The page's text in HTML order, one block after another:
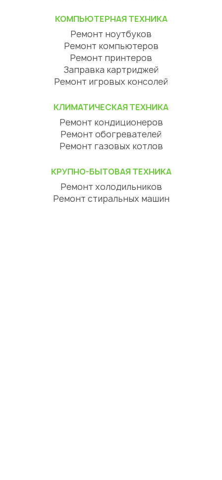
КОМПЬЮТЕРНАЯ ТЕХНИКА
Ремонт ноутбуков
Ремонт компьютеров
Ремонт принтеров
Заправка картриджей
Ремонт игровых консолей
КЛИМАТИЧЕСКАЯ ТЕХНИКА
Ремонт кондиционеров
Ремонт обогревателей
Ремонт газовых котлов
КРУПНО-БЫТОВАЯ ТЕХНИКА
Ремонт холодильников
Ремонт стиральных машин